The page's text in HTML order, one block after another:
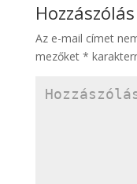
Az e-mail címet
mezőket *